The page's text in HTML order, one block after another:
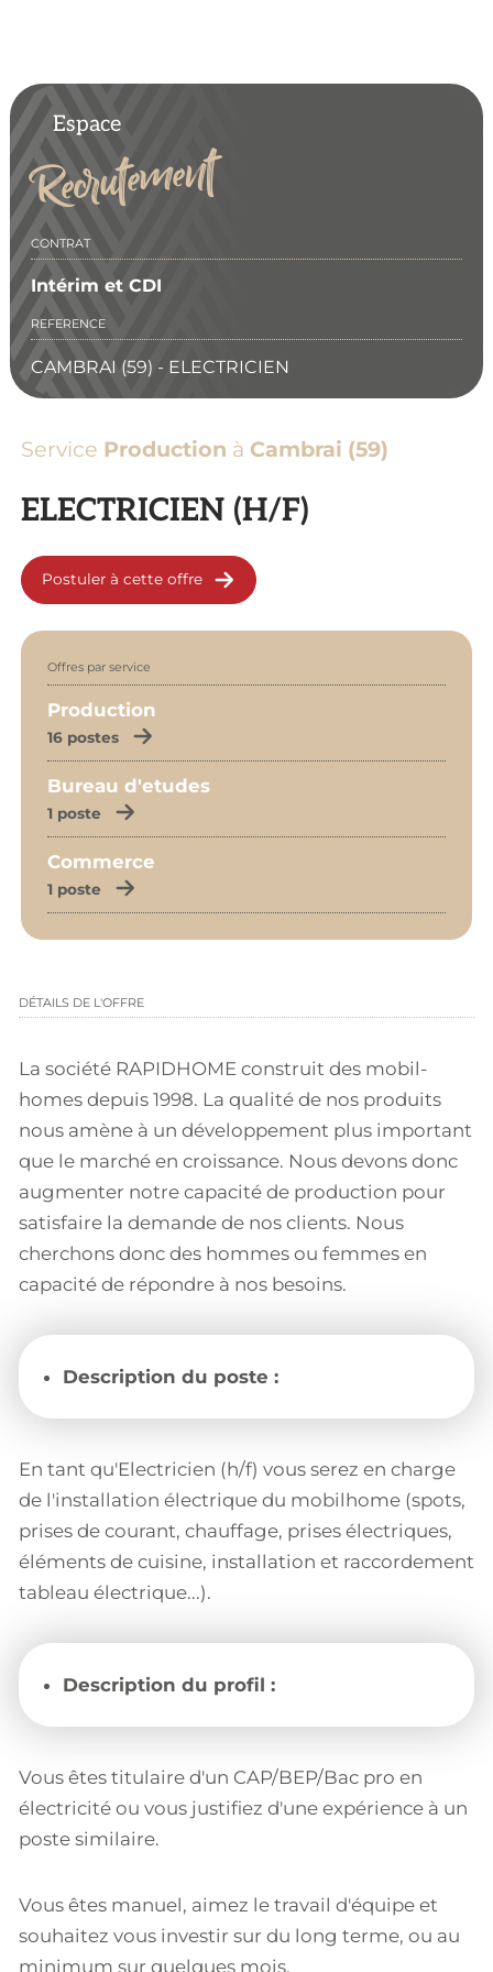
Espace
Recrutement
CONTRAT
Intérim et CDI
REFERENCE
CAMBRAI (59) - ELECTRICIEN
ELECTRICIEN (H/F)
Service Production à Cambrai (59)
Postuler à cette offre
Offres par service
Production
16 postes
Bureau d'etudes
1 poste
Commerce
1 poste
DÉTAILS DE L'OFFRE
La société RAPIDHOME construit des mobil-
homes depuis 1998. La qualité de nos produits
nous amène à un développement plus important
que le marché en croissance. Nous devons donc
augmenter notre capacité de production pour
satisfaire la demande de nos clients. Nous
cherchons donc des hommes ou femmes en
capacité de répondre à nos besoins.
Description du poste :
En tant qu'Electricien (h/f) vous serez en charge
de l'installation électrique du mobilhome (spots,
prises de courant, chauffage, prises électriques,
éléments de cuisine, installation et raccordement
tableau électrique...).
Description du profil :
Vous êtes titulaire d'un CAP/BEP/Bac pro en
électricité ou vous justifiez d'une expérience à un
poste similaire.
Vous êtes manuel, aimez le travail d'équipe et
souhaitez vous investir sur du long terme, ou au
minimum sur quelques mois.